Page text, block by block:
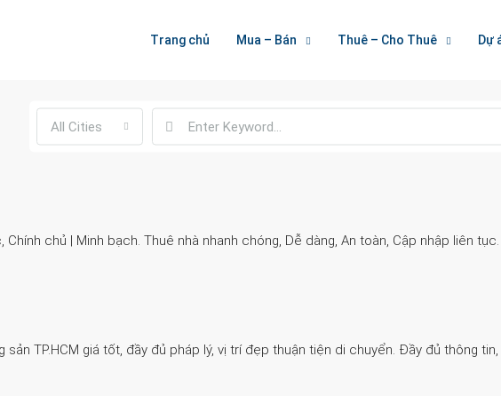
Trang chủ Mua – Bán Thuê – Cho Thuê Dự
Welcome To
All Cities
chủ | Minh bạch. Thuê nhà nhanh chóng, Dễ dàng, An toàn, Cập nhập liên tục.
sản TP.HCM giá tốt, đầy đủ pháp lý, vị trí đẹp thuận tiện di chuyển. Đầy đủ thông